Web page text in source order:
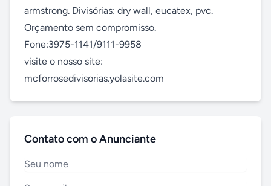
armstrong. Divisórias: dry wall, eucatex, pvc.
Orçamento sem compromisso.
Fone:3975-1141/9111-9958
visite o nosso site:
mcforrosedivisorias.yolasite.com
Contato com o Anunciante